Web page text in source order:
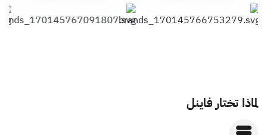
لماذا تختار فاينل